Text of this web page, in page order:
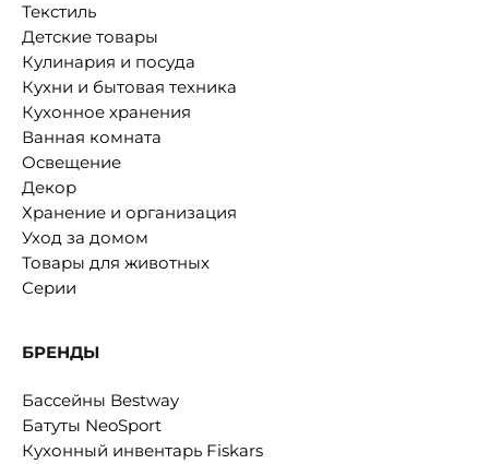
Текстиль
Детские товары
Кулинария и посуда
Кухни и бытовая техника
Кухонное хранения
Ванная комната
Освещение
Декор
Хранение и организация
Уход за домом
Товары для животных
Серии
БРЕНДЫ
Бассейны Bestway
Батуты NeoSport
Кухонный инвентарь Fiskars